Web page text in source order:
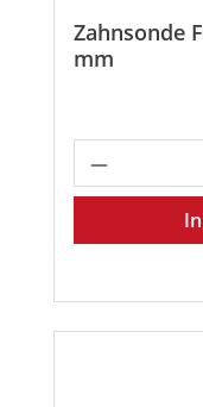
Zahnsonde
mm
Produkt